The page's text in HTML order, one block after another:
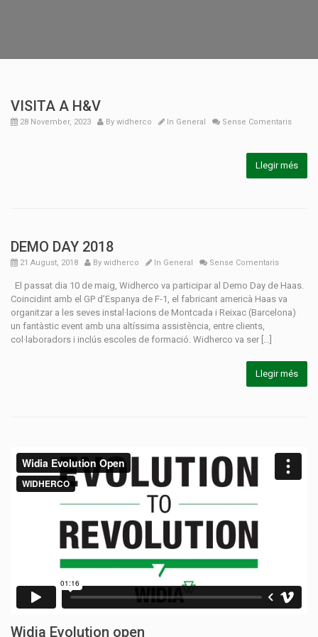
VISITA A H&V
28 November, 2023 By widherco In General Sense Comentaris
Llegir més
DEMO DAY 2018
21 August, 2018 By widherco In General Sense Comentaris
El passat dia 10 de maig, Widherco va participar al Demo Day de Haas.
Coincidint amb el GP d’Espanya de F-1, el fabricant americà Haas va
organitzar a les seves instal·lacions de Montcada i Reixac (Barcelona)
un fantàstic event amb una altíssima assistència, entre clients,
col·laboradors i inclús escoles de formació. Widherco va ser […]
Llegir més
Widia Evolution open